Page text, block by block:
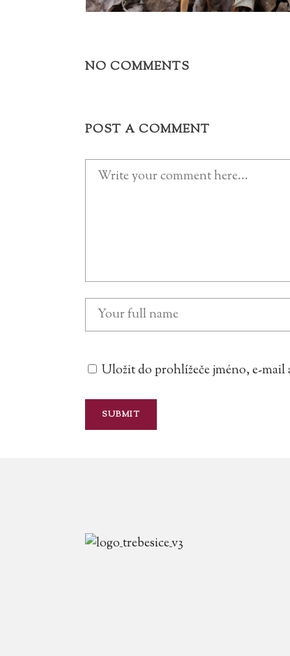
NO COMMENTS
POST A COMMENT
Uložit do prohlížeče jméno, e-